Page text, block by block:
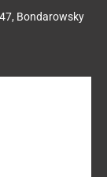
Bondarowsky